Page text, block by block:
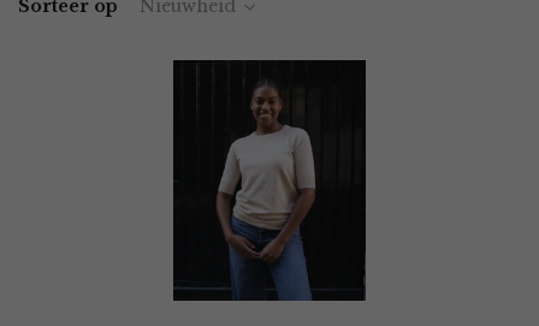
Sorteer op Nieuwheid